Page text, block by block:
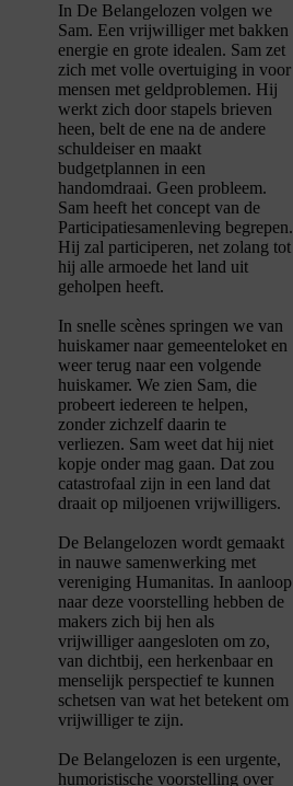
In De Belangelozen volgen we
Sam. Een vrijwilliger met bakken
energie en grote idealen. Sam zet
zich met volle overtuiging in voor
mensen met geldproblemen. Hij
werkt zich door stapels brieven
heen, belt de ene na de andere
schuldeiser en maakt
budgetplannen in een
handomdraai. Geen probleem.
Sam heeft het concept van de
Participatiesamenleving begrepen.
Hij zal participeren, net zolang tot
hij alle armoede het land uit
geholpen heeft.
In snelle scènes springen we van
huiskamer naar gemeenteloket en
weer terug naar een volgende
huiskamer. We zien Sam, die
probeert iedereen te helpen,
zonder zichzelf daarin te
verliezen. Sam weet dat hij niet
kopje onder mag gaan. Dat zou
catastrofaal zijn in een land dat
draait op miljoenen vrijwilligers.
De Belangelozen wordt gemaakt
in nauwe samenwerking met
vereniging Humanitas. In aanloop
naar deze voorstelling hebben de
makers zich bij hen als
vrijwilliger aangesloten om zo,
van dichtbij, een herkenbaar en
menselijk perspectief te kunnen
schetsen van wat het betekent om
vrijwilliger te zijn.
De Belangelozen is een urgente,
humoristische voorstelling over